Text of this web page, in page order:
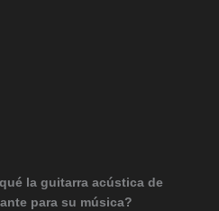
la guitarra acústica de
para su música?